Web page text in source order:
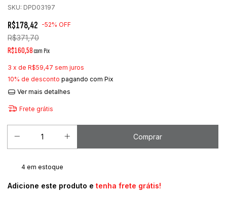
SKU: DPD03197
R$178,42 -52% OFF
R$371,70
R$160,58com Pix
3 x de R$59,47 sem juros
10% de desconto pagando com Pix
Ver mais detalhes
Frete grátis
4 em estoque
Adicione este produto e tenha frete grátis!